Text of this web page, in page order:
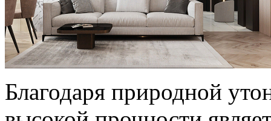
Благодаря природной